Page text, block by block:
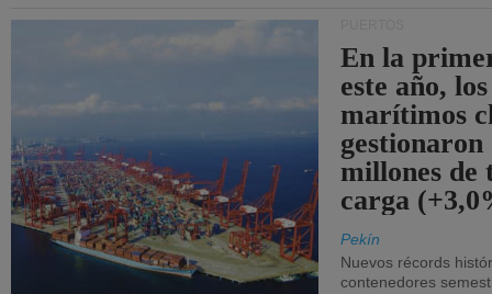
En la
este año,
marítimos
gestionaron
millones de
carga
Pekín
Nuevos récords
contenedores